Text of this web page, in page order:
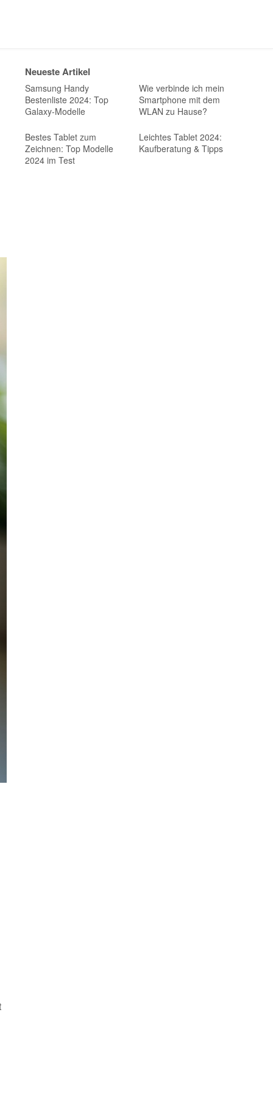
Neueste Artikel
Samsung Handy
Bestenliste 2024: Top
Galaxy-Modelle
Wie verbinde ich mein
Smartphone mit dem
WLAN zu Hause?
Bestes Tablet zum
Zeichnen: Top Modelle
2024 im Test
Leichtes Tablet 2024:
Kaufberatung & Tipps